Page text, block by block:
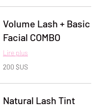
Volume Lash + Basic
Facial COMBO
Lire plus
200
dollars
200 $US
Natural Lash Tint